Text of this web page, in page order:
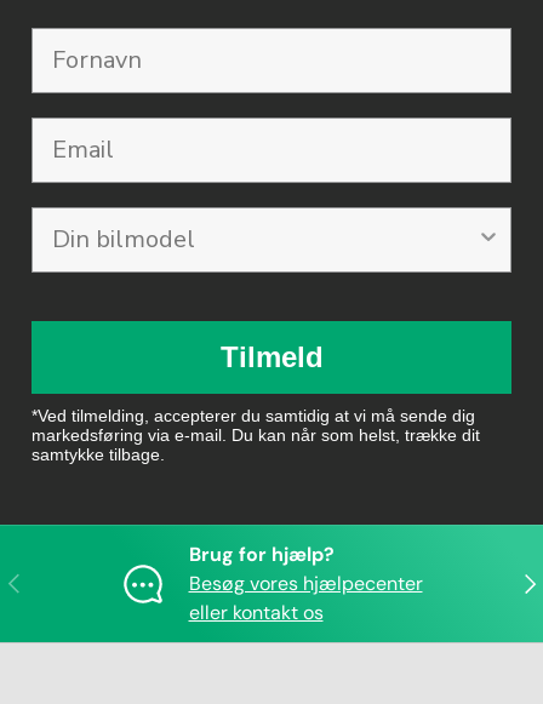
Email
Tilmeld
*Ved tilmelding, accepterer du samtidig at vi må sende dig
markedsføring via e-mail. Du kan når som helst, trække dit
samtykke tilbage.
Forrige
Brug for hjælp?
Besøg vores hjælpecenter
eller kontakt os